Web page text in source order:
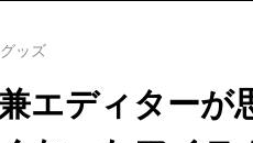
ッズ
エディターが